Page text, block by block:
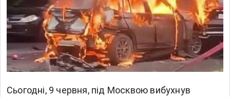
Сьогодні, 9 червня, під Москвою вибухнув